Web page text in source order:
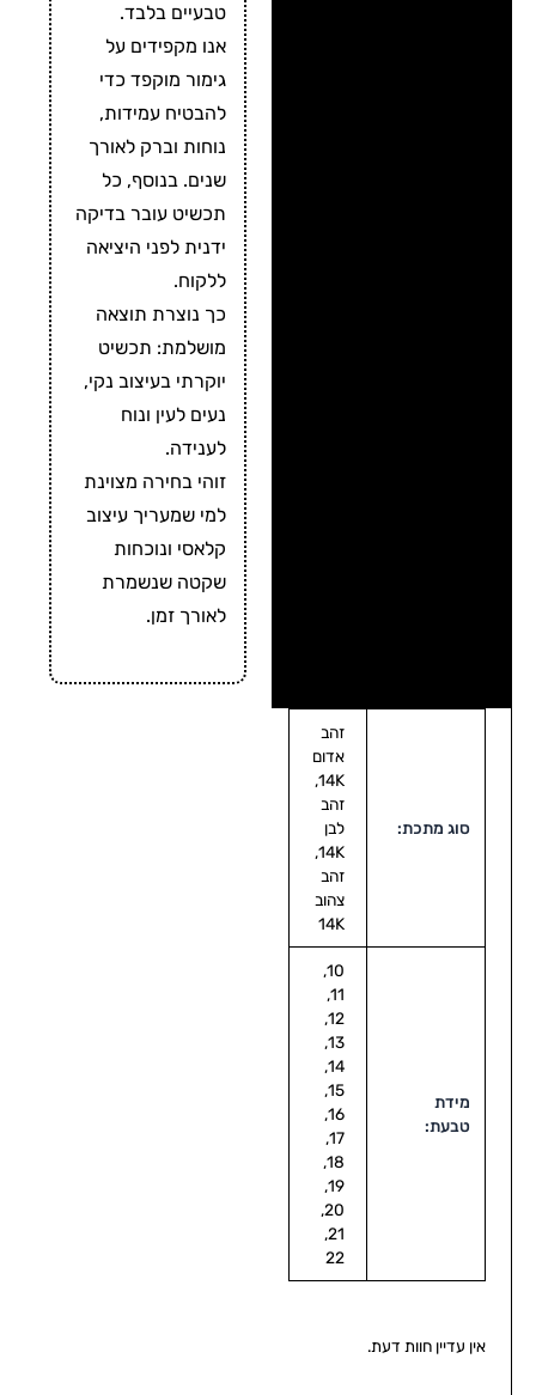
טבעיים בלבד.
אנו מקפידים על
גימור מוקפד כדי
להבטיח עמידות,
נוחות וברק לאורך
שנים. בנוסף, כל
תכשיט עובר בדיקה
ידנית לפני היציאה
ללקוח.
כך נוצרת תוצאה
מושלמת: תכשיט
יוקרתי בעיצוב נקי,
נעים לעין ונוח
לענידה.
זוהי בחירה מצוינת
למי שמעריך עיצוב
קלאסי ונוכחות
שקטה שנשמרת
לאורך זמן.
סוג מתכת:
זהב
אדום
14K,
זהב
לבן
14K,
זהב
צהוב
14K
מידת
טבעת:
10,
11,
12,
13,
14,
15,
16,
17,
18,
19,
20,
21,
22
אין עדיין חוות דעת.